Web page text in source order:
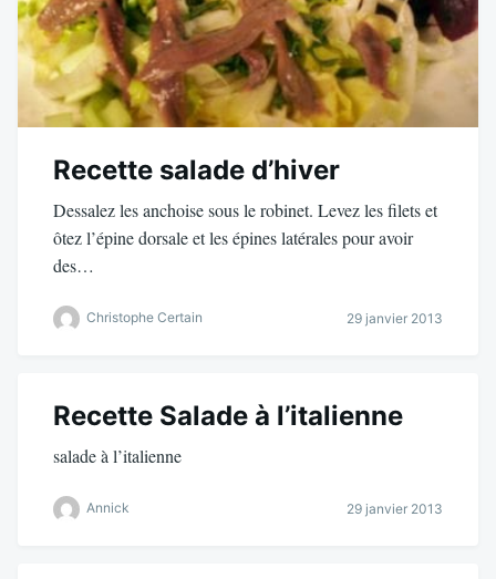
Recette salade d’hiver
Dessalez les anchoise sous le robinet. Levez les filets et
ôtez l’épine dorsale et les épines latérales pour avoir
des…
Christophe Certain 29 janvier 2013
Recette Salade à l’italienne
salade à l’italienne
Annick 29 janvier 2013